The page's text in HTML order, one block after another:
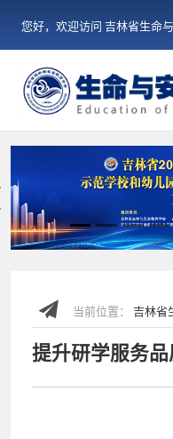
您好，欢迎访问 吉林省生命
当前位置： 吉林省
提升研学服务